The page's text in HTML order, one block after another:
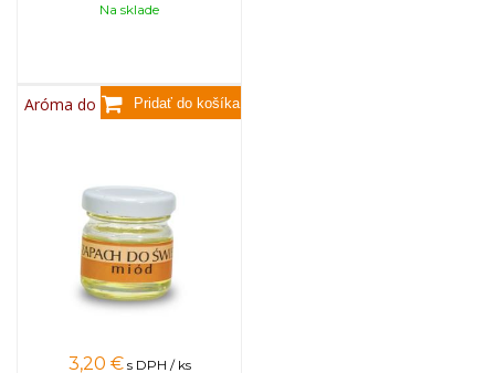
Na sklade
Aróma do sviečok, 25g - med
3,20 € s DPH / ks